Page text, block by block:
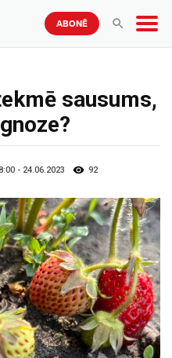
ABONĒ
sausums,
- 24.06.2023 92